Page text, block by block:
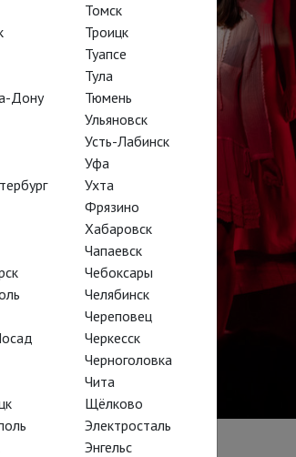
Дону
Томск
Троицк
Туапсе
Тула
Тюмень
Ульяновск
Усть-Лабинск
Уфа
Ухта
Фрязино
Хабаровск
Чапаевск
Чебоксары
Челябинск
Череповец
Черкесск
Черноголовка
Чита
Щёлково
Электросталь
Энгельс